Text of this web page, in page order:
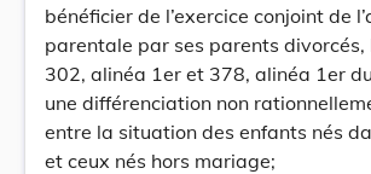
bénéficier de l’exercice conjoint de
parentale par ses parents divorcés,
302, alinéa 1er et 378, alinéa 1er
une différenciation non
entre la situation des enfants nés
et ceux nés hors mariage;